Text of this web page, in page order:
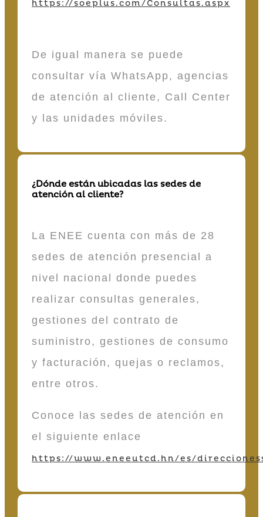
https://soeplus.com/Consultas.aspx
De igual manera se puede
consultar vía WhatsApp, agencias
de atención al cliente, Call Center
y las unidades móviles.
¿Dónde están ubicadas las sedes de
atención al cliente?
La ENEE cuenta con más de 28
sedes de atención presencial a
nivel nacional donde puedes
realizar consultas generales,
gestiones del contrato de
suministro, gestiones de consumo
y facturación, quejas o reclamos,
entre otros.
Conoce las sedes de atención en
el siguiente enlace
https://www.eneeutcd.hn/es/